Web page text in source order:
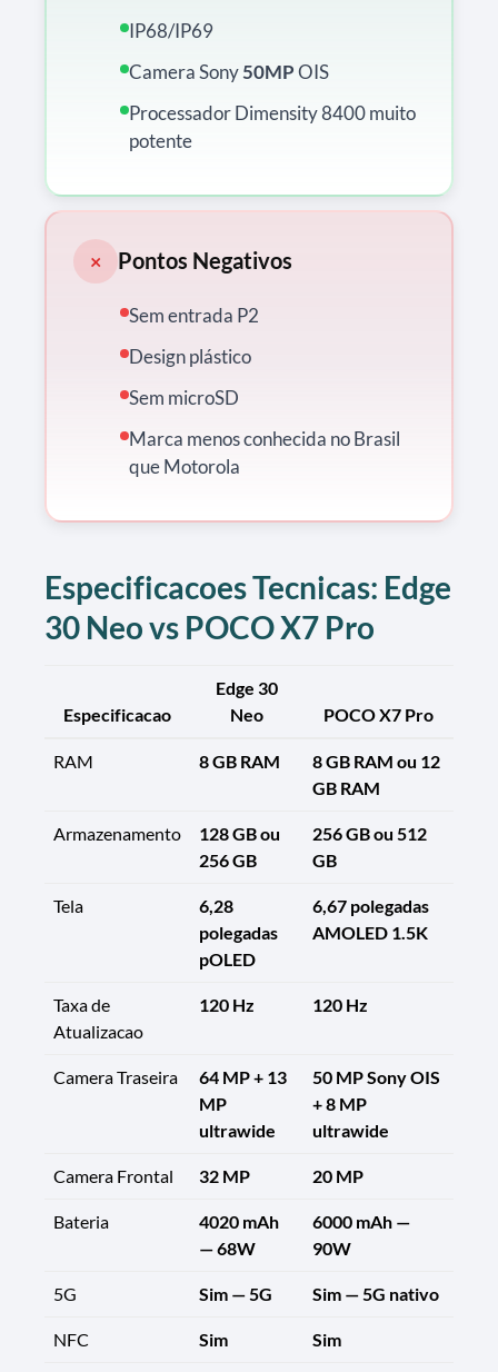
IP68/IP69
Camera Sony50MPOIS
Processador Dimensity 8400 muito
potente
× Pontos Negativos
Sem entrada P2
Design plástico
Sem microSD
Marca menos conhecida no Brasil
que Motorola
Especificacoes Tecnicas: Edge
30 Neo vs POCO X7 Pro
Especificacao
Edge 30
Neo
POCO X7 Pro
RAM 8 GB RAM
8 GB RAM ou 12
GB RAM
Armazenamento
128 GB ou
256 GB
256 GB ou 512
GB
Tela
6,28
polegadas
pOLED
6,67 polegadas
AMOLED 1.5K
Taxa de
Atualizacao
120 Hz 120 Hz
Camera Traseira
64 MP + 13
MP
ultrawide
50 MP Sony OIS
+ 8 MP
ultrawide
Camera Frontal 32 MP 20 MP
Bateria
4020 mAh
— 68W
6000 mAh —
90W
5G Sim — 5G Sim — 5G nativo
NFC Sim Sim